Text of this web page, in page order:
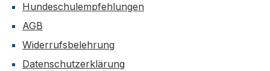
Hundeschulempfehlungen
AGB
Widerrufsbelehrung
Datenschutzerklärung